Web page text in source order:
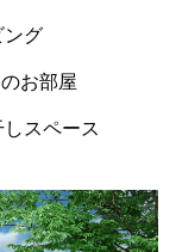
ング
お部屋
スペース